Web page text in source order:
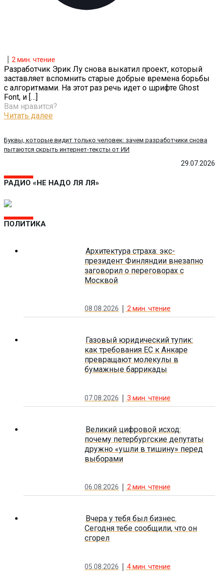
29.07.2026
Буквы, которые видит только человек: зачем разработчики снова
пытаются скрыть интернет-тексты от ИИ
2мин. чтение
Разработчик Эрик Лу снова выкатил проект, который
заставляет вспомнить старые добрые времена борьбы
с алгоритмами. На этот раз речь идет о шрифте Ghost
Font, и […]
Вам нравится?
Читать далее
РАДИО «НЕ НАДО ЛЯ ЛЯ»
ПОЛИТИКА
Архитектура страха: экс-
президент Финляндии внезапно
заговорил о переговорах с
Москвой
08.08.2026 2 мин. чтение
Газовый юридический тупик:
как требования ЕС к Анкаре
превращают молекулы в
бумажные баррикады
07.08.2026 3 мин. чтение
Великий цифровой исход:
почему петербургские депутаты
дружно «ушли в тишину» перед
выборами
06.08.2026 2 мин. чтение
Вчера у тебя был бизнес.
Сегодня тебе сообщили, что он
сгорел
05.08.2026 4мин. чтение